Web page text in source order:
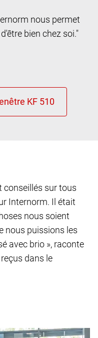
nous permet
bien chez soi."
conseillés sur tous
Internorm. Il était
nous soient
nous puissions les
avec brio », raconte
dans le